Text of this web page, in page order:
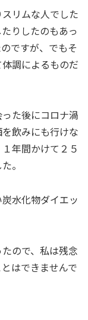
リムな人でした
りしたのもあっ
ですが、でもそ
調によるものだ
た後にコロナ渦
飲みにも行けな
年間かけて２５
。
水化物ダイエッ
ので、私は残念
はできませんで